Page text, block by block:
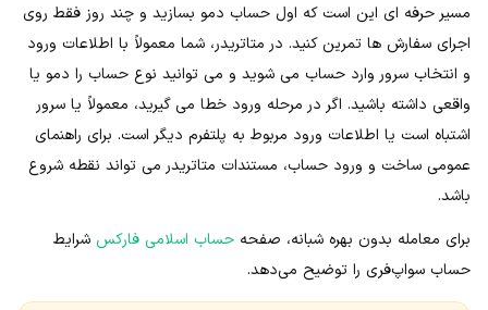
مسیر حرفه ای این است که اول حساب دمو بسازید و چند روز فقط روی
اجرای سفارش ها تمرین کنید. در متاتریدر، شما معمولاً با اطلاعات ورود
و انتخاب سرور وارد حساب می شوید و می توانید نوع حساب را دمو یا
واقعی داشته باشید. اگر در مرحله ورود خطا می گیرید، معمولاً یا سرور
اشتباه است یا اطلاعات ورود مربوط به پلتفرم دیگر است. برای راهنمای
عمومی ساخت و ورود حساب، مستندات متاتریدر می تواند نقطه شروع
باشد.
برای معامله بدون بهره شبانه، صفحه حساب اسلامی فارکس شرایط
حساب سواپ‌فری را توضیح می‌دهد.